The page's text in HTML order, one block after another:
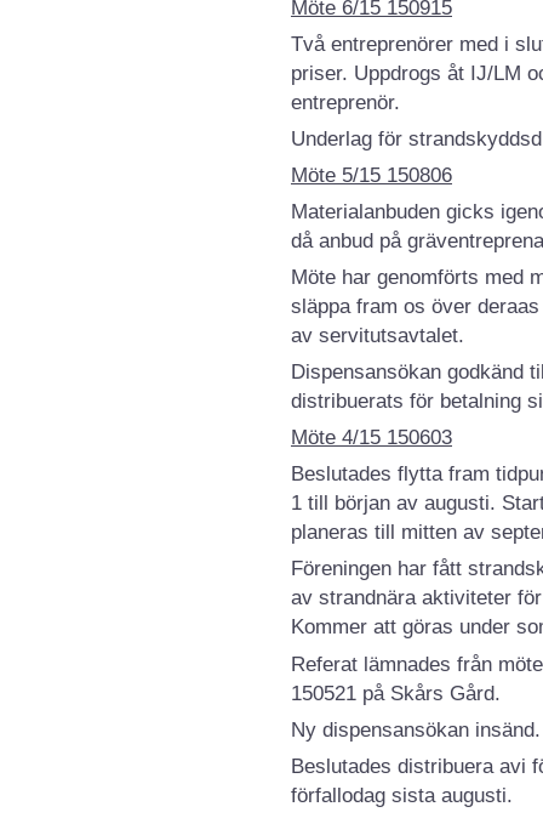
Möte 6/15 150915
Två entreprenörer med i
priser. Uppdrogs åt IJ/LM
entreprenör.
Underlag för
Möte 5/15 150806
Materialanbuden gicks
då anbud på
Möte har genomförts med
släppa fram os över
av servitutsavtalet.
Dispensansökan godkänd
distribuerats för betalning
Möte 4/15 150603
Beslutades flytta fram
1 till början av augusti.
planeras till mitten av
Föreningen har fått
av strandnära aktiviteter
Kommer att göras under
Referat lämnades från
150521 på Skårs Gård.
Ny dispensansökan insänd.
Beslutades distribuera avi
förfallodag sista augusti.